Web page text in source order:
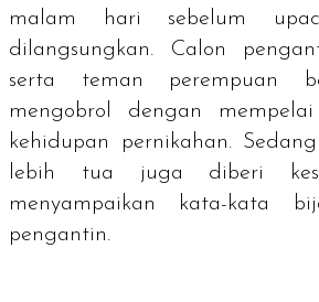
malam hari sebelum
dilangsungkan. Calon
serta teman perempuan
mengobrol dengan
kehidupan pernikahan.
lebih tua juga diberi
menyampaikan kata-kata
pengantin.